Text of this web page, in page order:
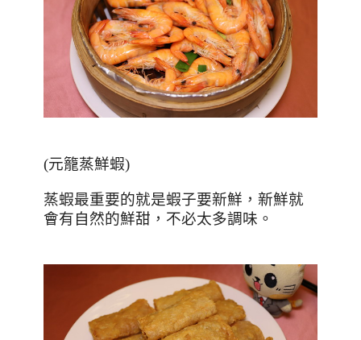
(元籠蒸鮮蝦)
蒸蝦最重要的就是蝦子要新鮮，新鮮就
會有自然的鮮甜，不必太多調味。